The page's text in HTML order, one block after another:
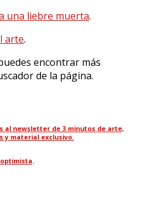
una liebre muerta.
arte.
encontrar más
de la página.
al newsletter de 3 minutos de arte,
y material exclusivo.
.